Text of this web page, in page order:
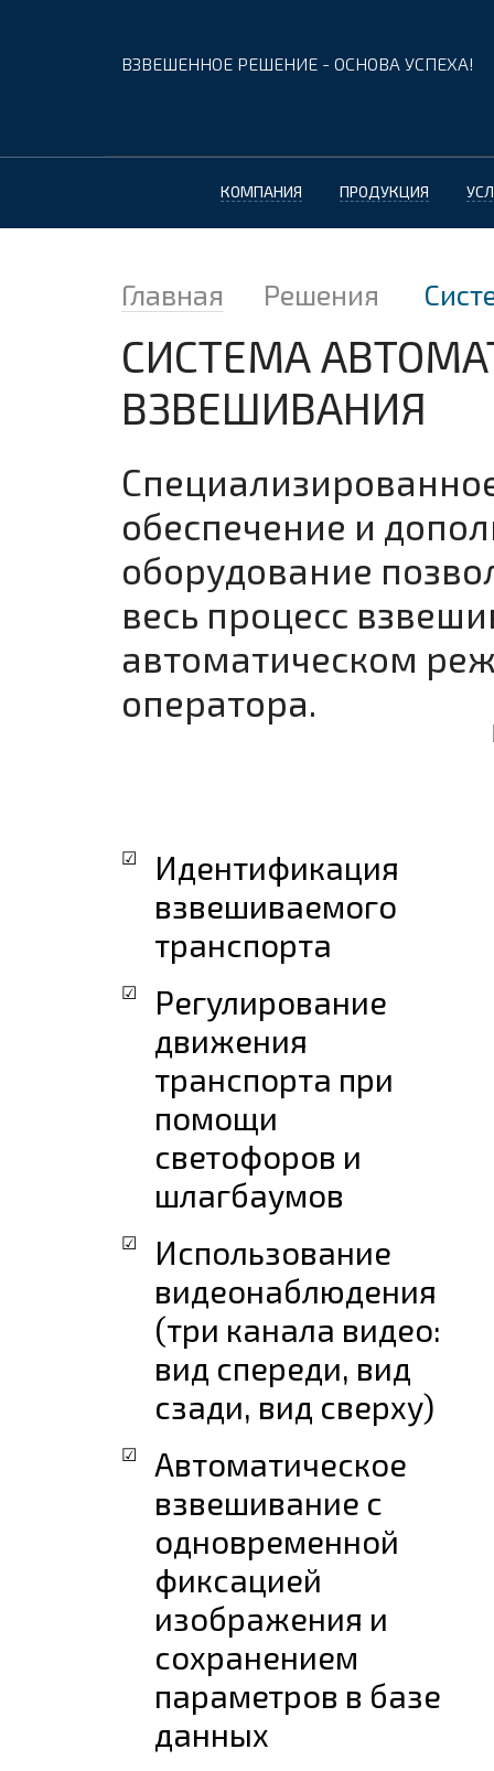
ВЗВЕШЕННОЕ РЕШЕНИЕ - ОСНОВА УСПЕХА!
КОМПАНИЯ ПРОДУКЦИЯ
Главная Решения
СИСТЕМА
ВЗВЕШИВАНИЯ
обеспечение и
оборудование
весь процесс
автоматическом
оператора.
Идентификация
взвешиваемого
транспорта
Регулирование
движения
транспорта при
помощи
светофоров и
шлагбаумов
Использование
видеонаблюдения
(три канала видео:
вид спереди, вид
сзади, вид сверху)
Автоматическое
взвешивание с
одновременной
фиксацией
изображения и
сохранением
параметров в базе
данных